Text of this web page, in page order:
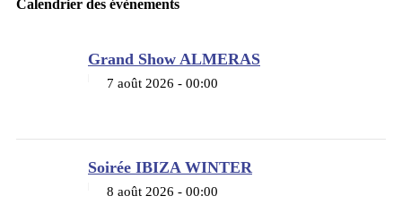
Calendrier des évènements
Grand Show ALMERAS
7 août 2026 - 00:00
Soirée IBIZA WINTER
8 août 2026 - 00:00